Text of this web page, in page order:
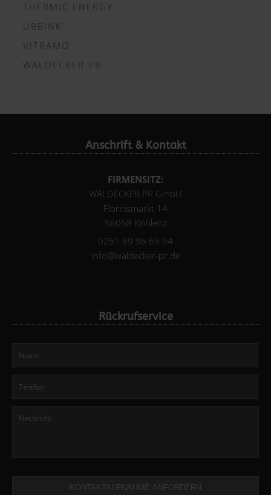
THERMIC ENERGY
UBBINK
VITRAMO
WALDECKER PR
Anschrift & Kontakt
FIRMENSITZ:
WALDECKER PR GmbH
Florinsmarkt 14
56068 Koblenz
0261 89 96 69 94
info@waldecker-pr.de
Rückrufservice
KONTAKTAUFNAHME ANFORDERN